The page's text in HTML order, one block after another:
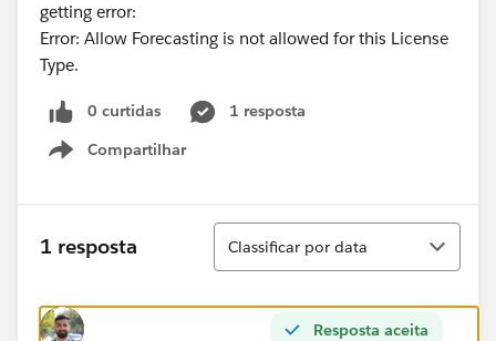
getting error:
Error: Allow Forecasting is not allowed for this License
Type.
0 curtidas
1 resposta
Compartilhar
Show menu
1 resposta
Classificar
Classificar por data
Resposta aceita